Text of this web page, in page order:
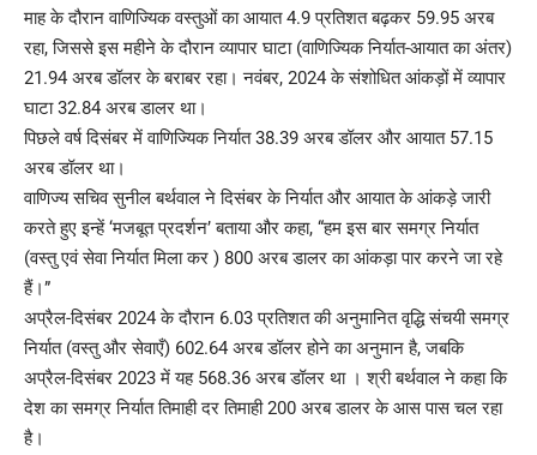
माह के दौरान वाणिज्यिक वस्तुओं का आयात 4.9 प्रतिशत बढ़कर 59.95 अरब
रहा, जिससे इस महीने के दौरान व्यापार घाटा (वाणिज्यिक निर्यात-आयात का अंतर)
21.94 अरब डॉलर के बराबर रहा। नवंबर, 2024 के संशोधित आंकड़ों में व्यापार
घाटा 32.84 अरब डालर था।
पिछले वर्ष दिसंबर में वाणिज्यिक निर्यात 38.39 अरब डॉलर और आयात 57.15
अरब डॉलर था।
वाणिज्य सचिव सुनील बर्थवाल ने दिसंबर के निर्यात और आयात के आंकड़े जारी
करते हुए इन्हें ‘मजबूत प्रदर्शन’ बताया और कहा, “हम इस बार समग्र निर्यात
(वस्तु एवं सेवा निर्यात मिला कर ) 800 अरब डालर का आंकड़ा पार करने जा रहे
हैं।”
अप्रैल-दिसंबर 2024 के दौरान 6.03 प्रतिशत की अनुमानित वृद्धि संचयी समग्र
निर्यात (वस्तु और सेवाएँ) 602.64 अरब डॉलर होने का अनुमान है, जबकि
अप्रैल-दिसंबर 2023 में यह 568.36 अरब डॉलर था । श्री बर्थवाल ने कहा कि
देश का समग्र निर्यात तिमाही दर तिमाही 200 अरब डालर के आस पास चल रहा
है।